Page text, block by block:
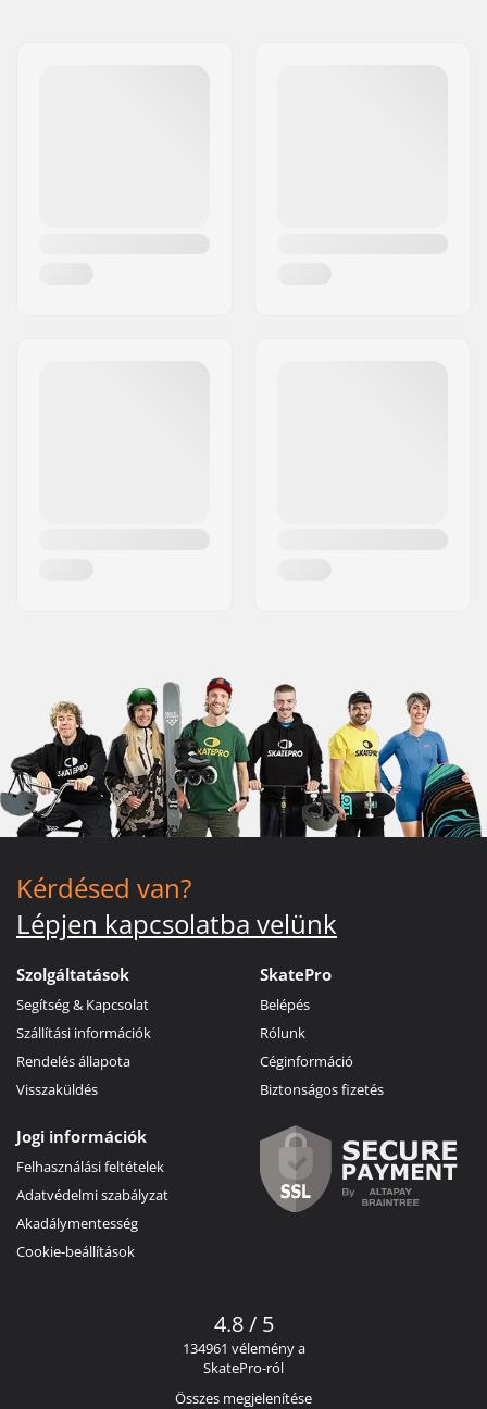
Kérdésed van?
Lépjen kapcsolatba velünk
Szolgáltatások
Segítség & Kapcsolat
Szállítási információk
Rendelés állapota
Visszaküldés
SkatePro
Belépés
Rólunk
Céginformáció
Biztonságos fizetés
Jogi információk
Felhasználási feltételek
Adatvédelmi szabályzat
Akadálymentesség
Cookie-beállítások
4.8 / 5
134961 vélemény a
SkatePro-ról
Összes megjelenítése